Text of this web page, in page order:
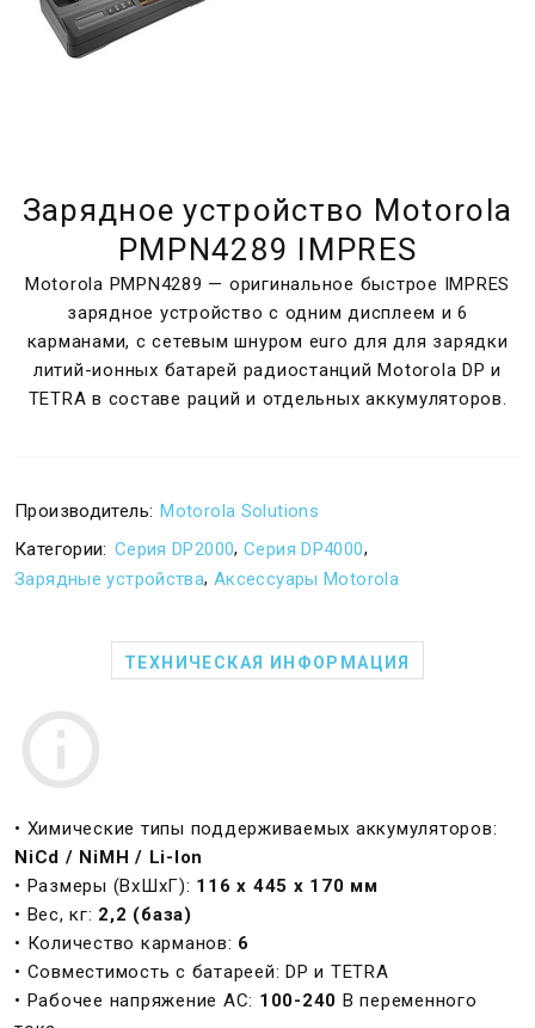
Зарядное устройство Motorola
PMPN4289 IMPRES
Motorola PMPN4289 — оригинальное быстрое IMPRES
зарядное устройство с одним дисплеем и 6
карманами, с сетевым шнуром euro для для зарядки
литий-ионных батарей радиостанций Motorola DP и
TETRA в составе раций и отдельных аккумуляторов.
Производитель: Motorola Solutions
Категории: Серия DP2000, Серия DP4000,
Зарядные устройства, Аксессуары Motorola
ТЕХНИЧЕСКАЯ ИНФОРМАЦИЯ
• Химические типы поддерживаемых аккумуляторов:
NiCd / NiMH / Li-Ion
• Размеры (ВхШхГ): 116 x 445 x 170 мм
• Вес, кг: 2,2 (база)
• Количество карманов: 6
• Совместимость с батареей: DP и TETRA
• Рабочее напряжение AC: 100-240 В переменного